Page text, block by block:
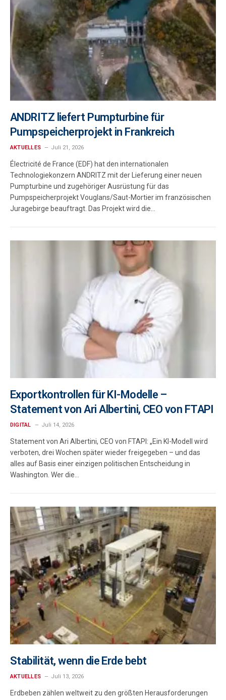
ANDRITZ liefert Pumpturbine für
Pumpspeicherprojekt in Frankreich
AKTUELLES Juli 21, 2026
Électricité de France (EDF) hat den internationalen
Technologiekonzern ANDRITZ mit der Lieferung einer neuen
Pumpturbine und zugehöriger Ausrüstung für das
Pumpspeicherprojekt Vouglans/Saut-Mortier im französischen
Juragebirge beauftragt. Das Projekt wird die…
Exportkontrollen für KI-Modelle –
Statement von Ari Albertini, CEO von FTAPI
DIGITAL Juli 14, 2026
Statement von Ari Albertini, CEO von FTAPI: „Ein KI-Modell wird
verboten, drei Wochen später wieder freigegeben – und das
alles auf Basis einer einzigen politischen Entscheidung in
Washington. Wer die…
Stabilität, wenn die Erde bebt
AKTUELLES Juli 13, 2026
Erdbeben zählen weltweit zu den größten Herausforderungen